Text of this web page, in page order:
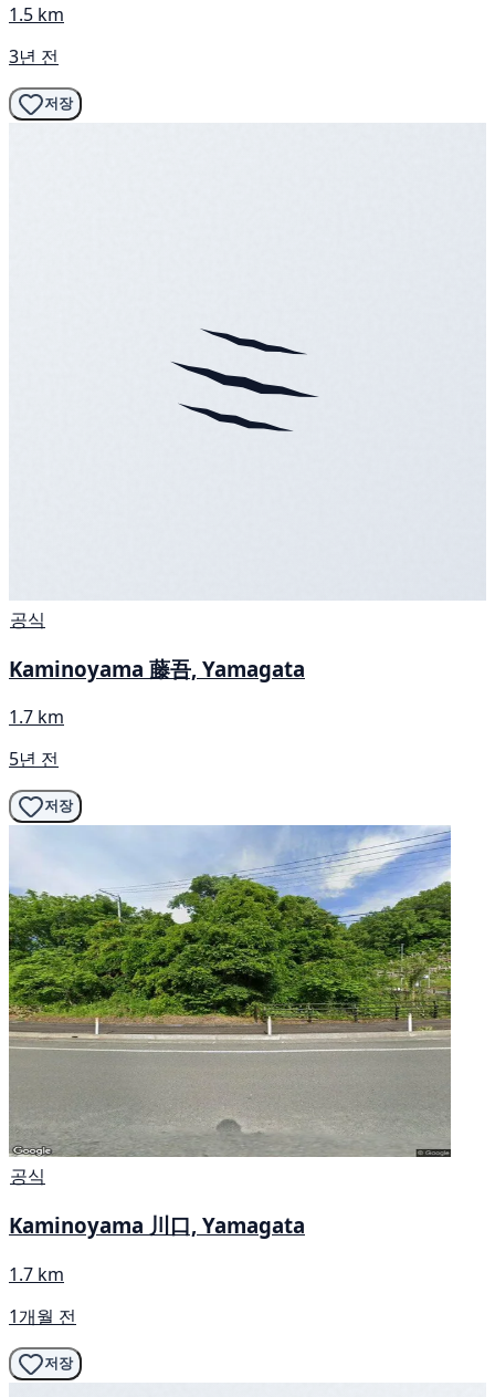
1.5 km
3년 전
저장
공식
Kaminoyama 藤吾, Yamagata
1.7 km
5년 전
저장
공식
Kaminoyama 川口, Yamagata
1.7 km
1개월 전
저장